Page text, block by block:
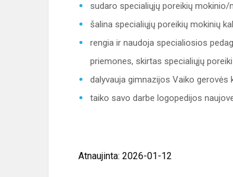
sudaro specialiųjų poreikių
šalina specialiųjų poreikių mokinių
rengia ir naudoja specialiosios
priemones, skirtas specialiųjų
dalyvauja gimnazijos Vaiko gerovės
taiko savo darbe logopedijos
Atnaujinta: 2026-01-12